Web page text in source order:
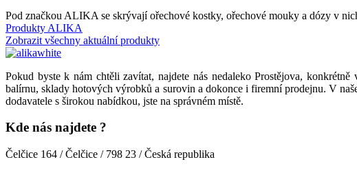
Pod značkou ALIKA se skrývají ořechové kostky, ořechové mouky a dózy v
Produkty ALIKA
Zobrazit všechny aktuální produkty
Pokud byste k nám chtěli zavítat, najdete nás nedaleko Prostějova, konkrétně
balírnu, sklady hotových výrobků a surovin a dokonce i firemní prodejnu. V
dodavatele s širokou nabídkou, jste na správném místě.
Kde nás najdete ?
Čelčice 164 / Čelčice / 798 23 / Česká republika